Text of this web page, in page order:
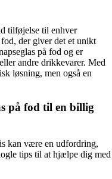
tilføjelse til enhver
der giver det et unikt
på fod og er
andre drikkevarer. Med
løsning, men også en
på fod til en billig
kan være en udfordring,
tips til at hjælpe dig med